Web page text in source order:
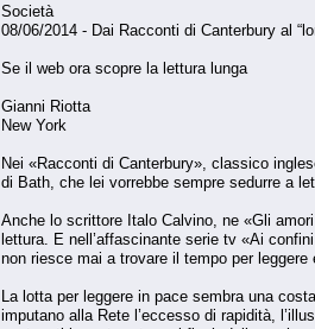
Società
08/06/2014 - Dai Racconti di Canterbury al
Se il web ora scopre la lettura lunga
Gianni Riotta
New York
Nei «Racconti di Canterbury», classico
di Bath, che lei vorrebbe sempre sedurre a
Anche lo scrittore Italo Calvino, ne «Gli
lettura. E nell’affascinante serie tv «Ai
non riesce mai a trovare il tempo per
La lotta per leggere in pace sembra una
imputano alla Rete l’eccesso di rapidità,